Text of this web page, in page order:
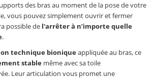
des bras au moment de la pose de votre
vous pouvez simplement ouvrir et fermer
possible de l'arrêter à n’importe quelle
.
technique bioniqueappliquée au bras, ce
stable même avec sa toile
Leur articulation vous promet une